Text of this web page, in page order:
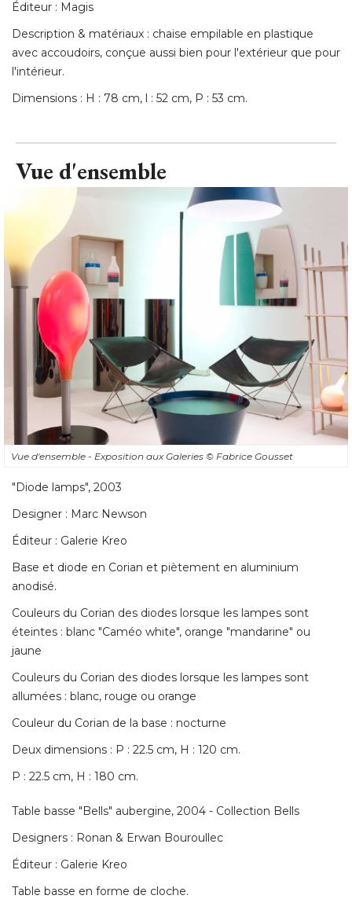
Éditeur : Magis
Description & matériaux : chaise empilable en plastique
avec accoudoirs, conçue aussi bien pour l'extérieur que pour
l'intérieur.
Dimensions : H : 78 cm, l : 52 cm, P : 53 cm.
Vue d'ensemble
Vue d'ensemble - Exposition aux Galeries © Fabrice Gousset
"Diode lamps", 2003
Designer : Marc Newson
Éditeur : Galerie Kreo
Base et diode en Corian et piètement en aluminium
anodisé.
Couleurs du Corian des diodes lorsque les lampes sont
éteintes : blanc "Caméo white", orange "mandarine" ou
jaune
Couleurs du Corian des diodes lorsque les lampes sont
allumées : blanc, rouge ou orange
Couleur du Corian de la base : nocturne
Deux dimensions : P : 22.5 cm, H : 120 cm.
P : 22.5 cm, H : 180 cm.
Table basse "Bells" aubergine, 2004 - Collection Bells
Designers : Ronan & Erwan Bouroullec
Éditeur : Galerie Kreo
Table basse en forme de cloche.